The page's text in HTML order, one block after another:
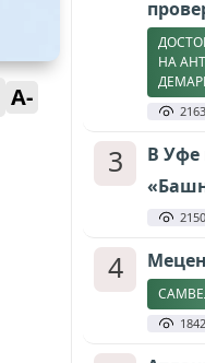
A-
НА
2163
3
В Уфе
2150
4
1842